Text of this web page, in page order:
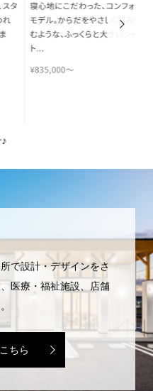

で設計・デザインをさ
医療・福祉施設、店舗
ちら